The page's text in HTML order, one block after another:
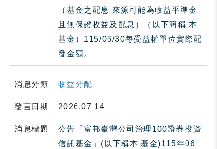
（基金之配息 來源可能為收益平準金
且無保證收益及配息）（以下簡稱 本
基金）115/06/30每受益權單位實際配
發金額。
消息分類 收益分配
發言日期 2026.07.14
消息標題
公告「富邦臺灣公司治理100證券投資
信託基金」(以下稱本 基金)115年06